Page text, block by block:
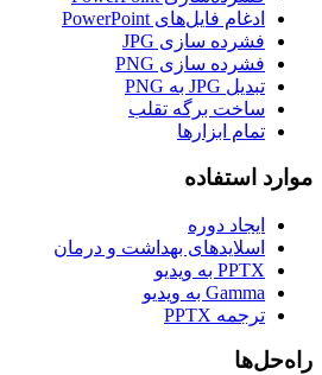
ادغام فایل‌های PowerPoint
فشرده سازی JPG
فشرده سازی PNG
تبدیل JPG به PNG
ساخت برگه تقلب
تمام ابزارها
موارد استفاده
ایجاد دوره
اسلایدهای بهداشت و درمان
PPTX به ویدیو
Gamma به ویدیو
ترجمه PPTX
راه‌حل‌ها